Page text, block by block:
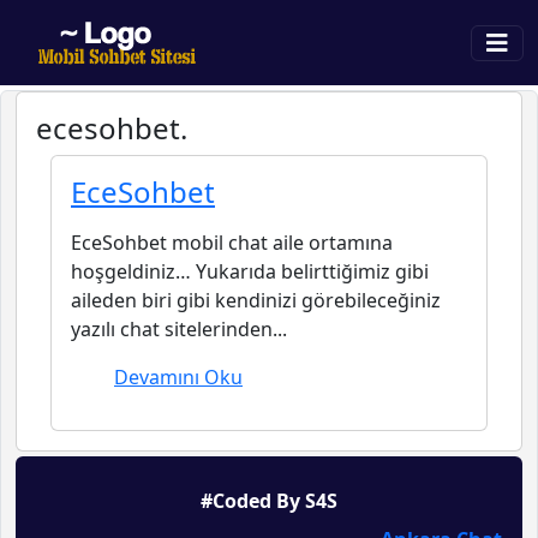
ecesohbet.
EceSohbet
EceSohbet mobil chat aile ortamına
hoşgeldiniz… Yukarıda belirttiğimiz gibi
aileden biri gibi kendinizi görebileceğiniz
yazılı chat sitelerinden...
Devamını Oku
#Coded By S4S